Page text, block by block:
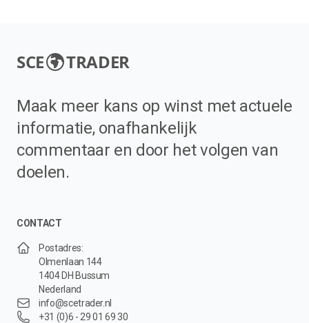
SCE TRADER
Maak meer kans op winst met actuele
informatie, onafhankelijk
commentaar en door het volgen van
doelen.
CONTACT
Postadres:
Olmenlaan 144
1404 DH Bussum
Nederland
info@scetrader.nl
+31 (0)6 - 29 01 69 30